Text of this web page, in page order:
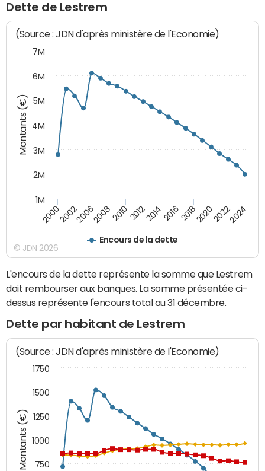
Dette de Lestrem
Montants (€)
(Source : JDN d'après ministère de l'Economie)
Encours de la dette
20002002200620082010 2012201420162018202020222024
1M
2M
3M
4M
5M
6M
7M
© JDN 2026
L'encours de la dette représente la somme que Lestrem
doit rembourser aux banques. La somme présentée ci-
dessus représente l'encours total au 31 décembre.
Dette par habitant de Lestrem
Montants (€)
(Source : JDN d'après ministère de l'Economie)
750
1000
1250
1500
1750